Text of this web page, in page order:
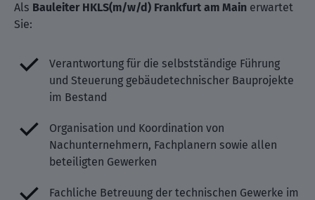
Als Bauleiter HKLS(m/w/d) Frankfurt am Main erwartet
Sie:
Verantwortung für die selbstständige Führung
und Steuerung gebäudetechnischer Bauprojekte
im Bestand
Organisation und Koordination von
Nachunternehmern, Fachplanern sowie allen
beteiligten Gewerken
Fachliche Betreuung der technischen Gewerke im